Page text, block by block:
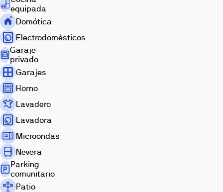
amplias
terrazas
con
increíbles
vistas
al
mar
y
una
comunidad
con
piscina
exterior
e
interior
climatizada,
spa,
equipada
Domótica
Electrodomésticos
Garaje
privado
Garajes
Horno
Lavadero
Lavadora
Microondas
Nevera
Parking
comunitario
Patio
Descubre
los
espacios
de
esta
promoción
a
través
de
nuestra
galería
de
imágenes.